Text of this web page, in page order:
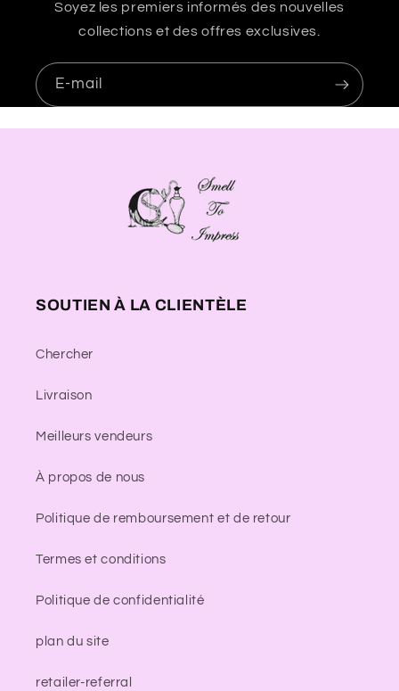
Soyez les premiers informés des nouvelles
collections et des offres exclusives.
E-mail
SOUTIEN À LA CLIENTÈLE
Chercher
Livraison
Meilleurs vendeurs
À propos de nous
Politique de remboursement et de retour
Termes et conditions
Politique de confidentialité
plan du site
retailer-referral